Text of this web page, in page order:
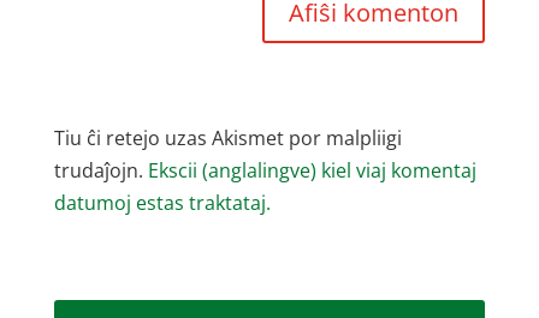
Tiu ĉi retejo uzas Akismet por malpliigi
trudaĵojn. Ekscii (anglalingve) kiel viaj komentaj
datumoj estas traktataj.